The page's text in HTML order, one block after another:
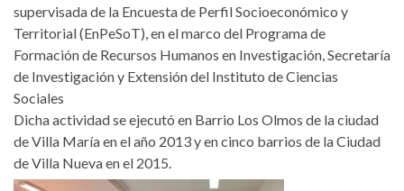
supervisada de la Encuesta de Perfil Socioeconómico y
Territorial (EnPeSoT), en el marco del Programa de
Formación de Recursos Humanos en Investigación, Secretaría
de Investigación y Extensión del Instituto de Ciencias
Sociales
Dicha actividad se ejecutó en Barrio Los Olmos de la ciudad
de Villa María en el año 2013 y en cinco barrios de la Ciudad
de Villa Nueva en el 2015.